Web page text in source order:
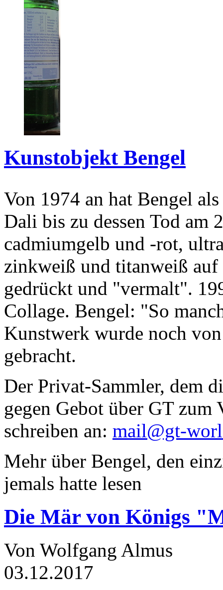
Kunstobjekt Bengel
Von 1974 an hat Bengel
Dali bis zu dessen Tod am
cadmiumgelb und -rot,
zinkweiß und titanweiß
gedrückt und "vermalt".
Collage. Bengel: "So
Kunstwerk wurde noch
gebracht.
Der Privat-Sammler, dem
gegen Gebot über GT zum
schreiben an: mail@gt-
Mehr über Bengel, den
jemals hatte lesen
Die Mär von Königs
Von Wolfgang Almus
03.12.2017